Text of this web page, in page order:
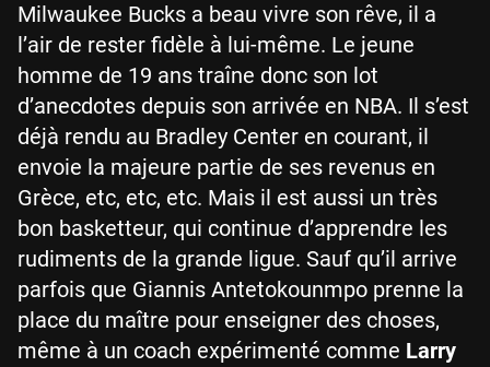
Milwaukee Bucks a beau vivre son rêve, il a
l’air de rester fidèle à lui-même. Le jeune
homme de 19 ans traîne donc son lot
d’anecdotes depuis son arrivée en NBA. Il s’est
déjà rendu au Bradley Center en courant, il
envoie la majeure partie de ses revenus en
Grèce, etc, etc, etc. Mais il est aussi un très
bon basketteur, qui continue d’apprendre les
rudiments de la grande ligue. Sauf qu’il arrive
parfois que Giannis Antetokounmpo prenne la
place du maître pour enseigner des choses,
même à un coach expérimenté comme Larry